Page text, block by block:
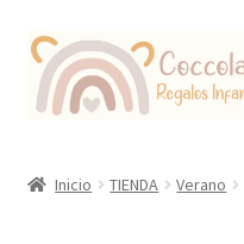
Ir
la
Ir
contenido
Inicio TIENDA Verano